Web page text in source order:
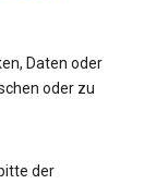
Daten oder
oder zu
der